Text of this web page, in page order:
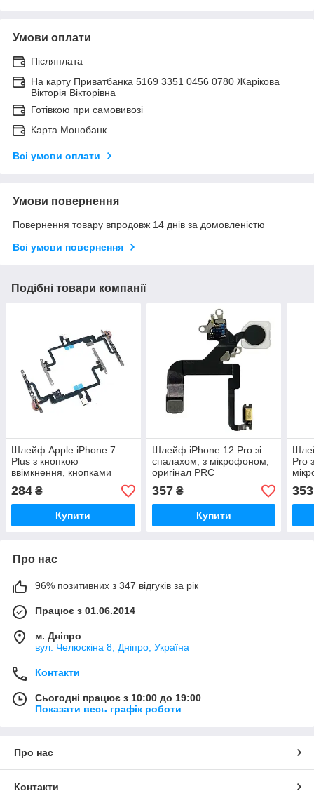
Умови оплати
Післяплата
На карту Приватбанка 5169 3351 0456 0780 Жарікова
Вікторія Вікторівна
Готівкою при самовивозі
Карта Монобанк
Всі умови оплати
Умови повернення
Повернення товару впродовж 14 днів за домовленістю
Всі умови повернення
Подібні товари компанії
Шлейф Apple iPhone 7
Plus з кнопкою
ввімкнення, кнопками
гучності, спалахом та
мікрофоном (оригінал
Китай)
284 ₴
Купити
Шлейф iPhone 12 Pro зі
спалахом, з мікрофоном,
оригінал PRC
357₴
Купити
Pro
353
Про нас
96% позитивних з 347 відгуків за рік
Працює з 01.06.2014
м. Дніпро
вул. Челюскіна 8, Дніпро, Україна
Контакти
Сьогодні працює з 10:00 до 19:00
Показати весь графік роботи
Про нас
Контакти